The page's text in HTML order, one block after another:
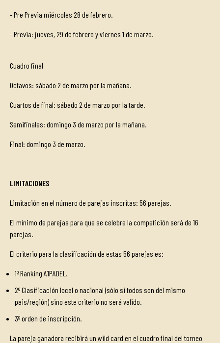
- Pre Previa miércoles 28 de febrero.
- Previa: jueves, 29 de febrero y viernes 1 de marzo.
Cuadro final
Octavos: sábado 2 de marzo por la mañana.
Cuartos de final: sábado 2 de marzo por la tarde.
Semifinales: domingo 3 de marzo por la mañana.
Final: domingo 3 de marzo.
LIMITACIONES
Limitación en el número de parejas inscritas: 56 parejas.
El mínimo de parejas para que se celebre la competición será de 16
parejas.
El criterio para la clasificación de estas 56 parejas es:
1º Ranking A1PADEL.
2º Clasificación local o nacional (sólo si todos son del mismo
pais/región) sino este criterio no será valido.
3º orden de inscripción.
La pareja ganadora recibirá un wild card en el cuadro final del torneo